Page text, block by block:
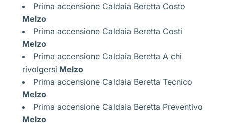
Prima accensione Caldaia Beretta Costo
Melzo
Prima accensione Caldaia Beretta Costi
Melzo
Prima accensione Caldaia Beretta A chi
rivolgersi Melzo
Prima accensione Caldaia Beretta Tecnico
Melzo
Prima accensione Caldaia Beretta Preventivo
Melzo